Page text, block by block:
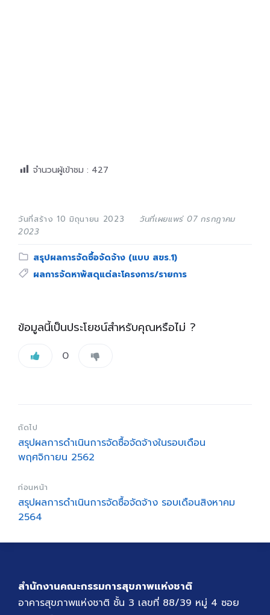
จำนวนผู้เข้าชม : 427
วันที่สร้าง 10 มิถุนายน 2023
วันที่เผยแพร่ 07 กรกฎาคม
2023
Category:
สรุปผลการจัดซื้อจัดจ้าง (แบบ สขร.1)
Tags:
ผลการจัดหาพัสดุแต่ละโครงการ/รายการ
ข้อมูลนี้เป็นประโยชน์สำหรับคุณหรือไม่ ?
0
ถัดไป
สรุปผลการดำเนินการจัดซื้อจัดจ้างในรอบเดือน
พฤศจิกายน 2562
ก่อนหน้า
สรุปผลการดำเนินการจัดซื้อจัดจ้าง รอบเดือนสิงหาคม
2564
สำนักงานคณะกรรมการสุขภาพแห่งชาติ
อาคารสุขภาพแห่งชาติ ชั้น 3 เลขที่ 88/39 หมู่ 4 ซอย